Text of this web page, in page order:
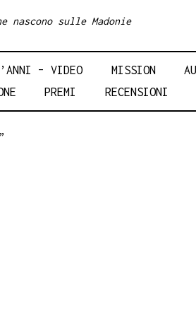
sulle Madonie
– VIDEO MISSION
PREMI RECENSIONI